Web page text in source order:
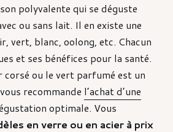
polyvalente qui se déguste
ou sans lait. Il en existe une
vert, blanc, oolong, etc. Chacun
et ses bénéfices pour la santé.
corsé ou le vert parfumé est un
recommande l’achat d’une
optimale. Vous
en verre ou en acier à prix